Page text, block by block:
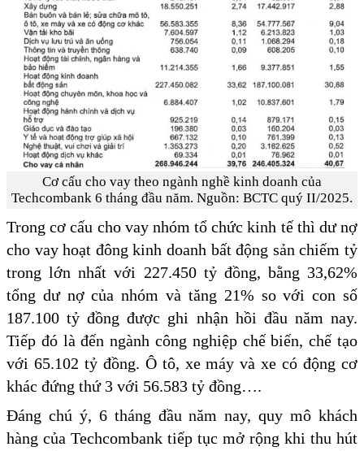
Cơ cấu cho vay theo ngành nghề kinh doanh của
Techcombank 6 tháng đầu năm. Nguồn: BCTC quý II/2025.
Trong cơ cấu cho vay nhóm tổ chức kinh tế thì dư nợ
cho vay hoạt đông kinh doanh bất động sản chiếm tỷ
trong lớn nhất với 227.450 tỷ đồng, bằng 33,62%
tổng dư nợ của nhóm và tăng 21% so với con số
187.100 tỷ đồng được ghi nhận hồi đầu năm nay.
Tiếp đó là đến ngành công nghiệp chế biến, chế tạo
với 65.102 tỷ đồng. Ô tô, xe máy và xe có động cơ
khác đứng thứ 3 với 56.583 tỷ đồng….
Đáng chú ý, 6 tháng đầu năm nay, quy mô khách
hàng của Techcombank tiếp tục mở rộng khi thu hút